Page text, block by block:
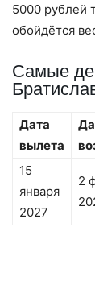
5000 рублей
обойдётся
Самые
Дата
вылета
15
января
2027
2